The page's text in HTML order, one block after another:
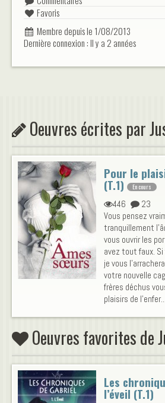
Favoris
Membre depuis le 1/08/2013
Dernière connexion : Il y a 2 années
Oeuvres écrites par
Pour le
(T.1) En cours
446
23
Vous pensez
tranquillement
vous ouvrir les
avez tout faux.
je vous
votre nouvelle
frères déchus
plaisirs de l'enfer...
Oeuvres favorites de
Les
l’éveil (T.1)